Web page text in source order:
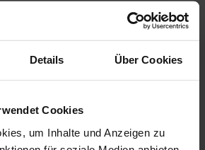
Details Über Cookies
Cookies
um Inhalte und Anzeigen zu